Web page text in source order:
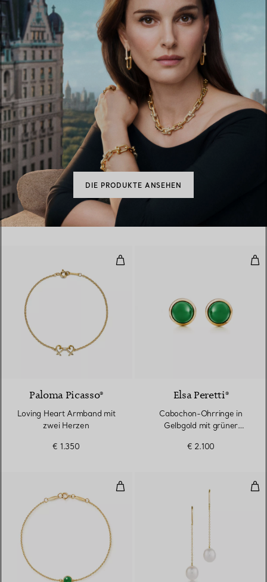
DIE PRODUKTE ANSEHEN
Loving Heart Armband mit zwei
Paloma Picasso®
Loving Heart Armband mit
zwei Herzen
€ 1.350
Elsa Peretti®
Cabochon-Ohrringe in
Gelbgold mit grüner
€ 2.100
Color by the Yard Armband in